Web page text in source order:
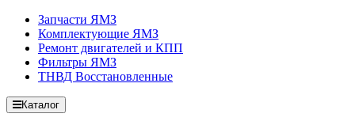
Запчасти ЯМЗ
Комплектующие ЯМЗ
Ремонт двигателей и КПП
Фильтры ЯМЗ
ТНВД Восстановленные
Каталог